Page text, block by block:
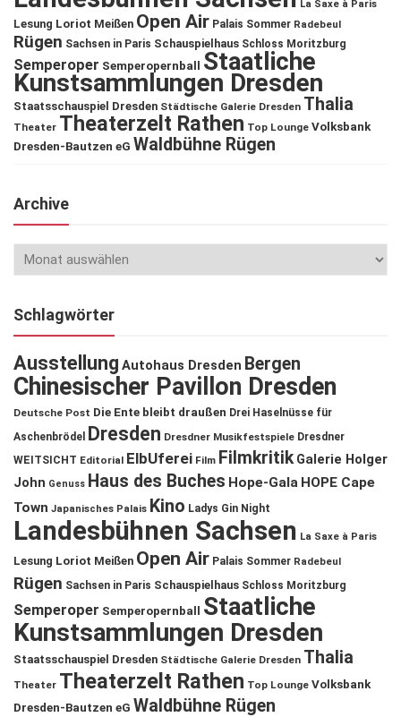
La Saxe à Paris
Lesung Loriot Meißen Open Air Palais Sommer Radebeul
Rügen Sachsen in Paris Schauspielhaus Schloss Moritzburg
Semperoper Semperopernball Staatliche
Kunstsammlungen Dresden
Staatsschauspiel Dresden Städtische Galerie Dresden Thalia
Theater Theaterzelt Rathen Top Lounge Volksbank
Dresden-Bautzen eG Waldbühne Rügen
Archive
Schlagwörter
Ausstellung Autohaus Dresden Bergen
Chinesischer Pavillon Dresden
Deutsche Post Die Ente bleibt draußen Drei Haselnüsse für
Aschenbrödel Dresden Dresdner Musikfestspiele Dresdner
WEITSICHT Editorial ElbUferei Film Filmkritik Galerie Holger
John Genuss Haus des Buches Hope-Gala HOPE Cape
Town Japanisches Palais Kino Ladys Gin Night
Landesbühnen Sachsen La Saxe à Paris
Lesung Loriot Meißen Open Air Palais Sommer Radebeul
Rügen Sachsen in Paris Schauspielhaus Schloss Moritzburg
Semperoper Semperopernball
Staatliche
Kunstsammlungen Dresden
Staatsschauspiel Dresden Städtische Galerie Dresden Thalia
Theater Theaterzelt Rathen Top Lounge Volksbank
Dresden-Bautzen eG Waldbühne Rügen